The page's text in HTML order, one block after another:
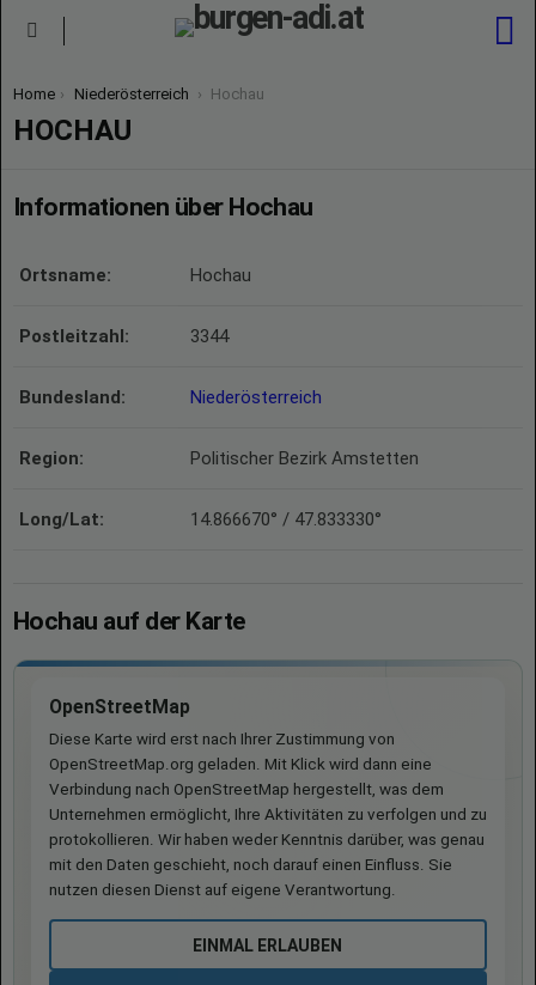
You are here:
Home Niederösterreich Hochau
HOCHAU
Informationen über Hochau
Ortsname: Hochau
Postleitzahl: 3344
Bundesland: Niederösterreich
Region: Politischer Bezirk Amstetten
Long/Lat: 14.866670° / 47.833330°
Hochau auf der Karte
OpenStreetMap
Diese Karte wird erst nach Ihrer Zustimmung von
OpenStreetMap.org geladen. Mit Klick wird dann eine
Verbindung nach OpenStreetMap hergestellt, was dem
Unternehmen ermöglicht, Ihre Aktivitäten zu verfolgen und zu
protokollieren. Wir haben weder Kenntnis darüber, was genau
mit den Daten geschieht, noch darauf einen Einfluss. Sie
nutzen diesen Dienst auf eigene Verantwortung.
EINMAL ERLAUBEN